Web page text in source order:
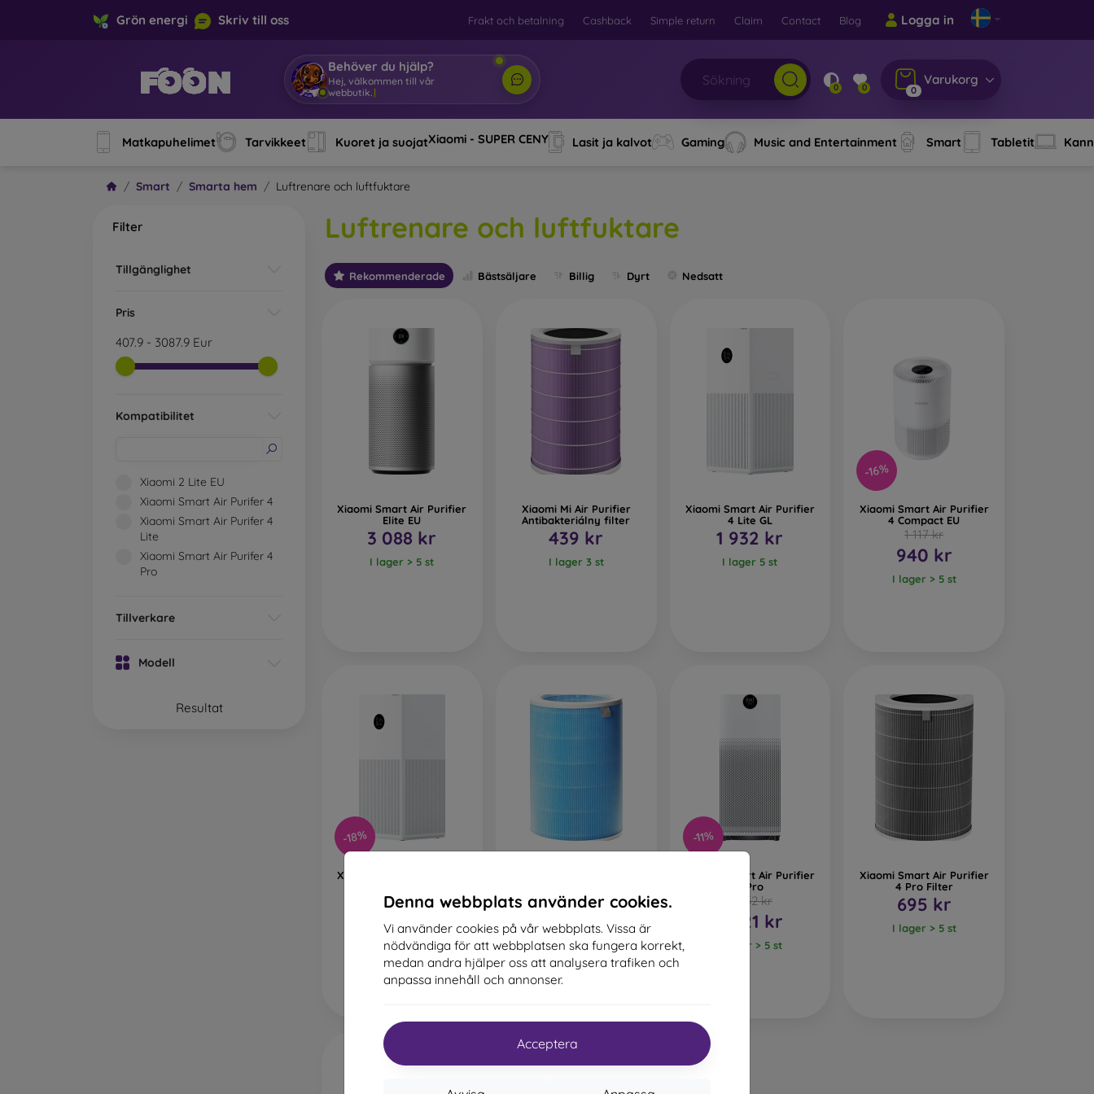
Denna webbplats använder cookies.
Vi använder cookies på vår webbplats. Vissa är
nödvändiga för att webbplatsen ska fungera korrekt,
medan andra hjälper oss att analysera trafiken och
anpassa innehåll och annonser.
Acceptera
Grön energi Skriv till oss Frakt och betalning Cashback Simple return Claim Contact Blog Logga in
Behöver du hjälp?
Hej, välkommen till vå| 0 0 0
Varukorg
Matkapuhelimet Tarvikkeet Kuoret ja suojatXiaomi - SUPER CENY Lasit ja kalvot Gaming Music and Entertainment Smart Tabletit
Smart Smarta hem Luftrenare och luftfuktare
Filter
Tillgänglighet
Pris
407.9 - 3087.9 Eur
Kompatibilitet
Xiaomi 2 Lite EU
Xiaomi Smart Air Purifer 4
Xiaomi Smart Air Purifer 4
Lite
Xiaomi Smart Air Purifer 4
Pro
Tillverkare
Modell
Resultat
Luftrenare och luftfuktare
Rekommenderade Bästsäljare Billig Dyrt Nedsatt
Xiaomi Smart Air Purifier
Elite EU
3 088 kr
I lager > 5 st
Xiaomi Mi Air Purifier
Antibakteriálny filter
439 kr
I lager 3 st
Xiaomi Smart Air Purifier
4 Lite GL
1 932 kr
I lager 5 st
-16%
Xiaomi Smart Air Purifier
4 Compact EU
1 117 kr
940 kr
I lager > 5 st
-18%
Xiaomi Smart Air Purifier
1 706 kr
1 395 kr
I lager > 5 st
408 kr
-11%
Xiaomi Smart Air Purifier
4 Pro
3 052 kr
2 721 kr
I lager > 5 st
Xiaomi Smart Air Purifier
4 Pro Filter
695 kr
I lager > 5 st